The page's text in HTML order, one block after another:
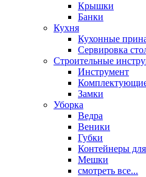
Крышки
Банки
Кухня
Кухонные
Сервировка
Строительные
Инструмент
Замки
Уборка
Ведра
Веники
Губки
Контейнеры
Мешки
смотреть все...